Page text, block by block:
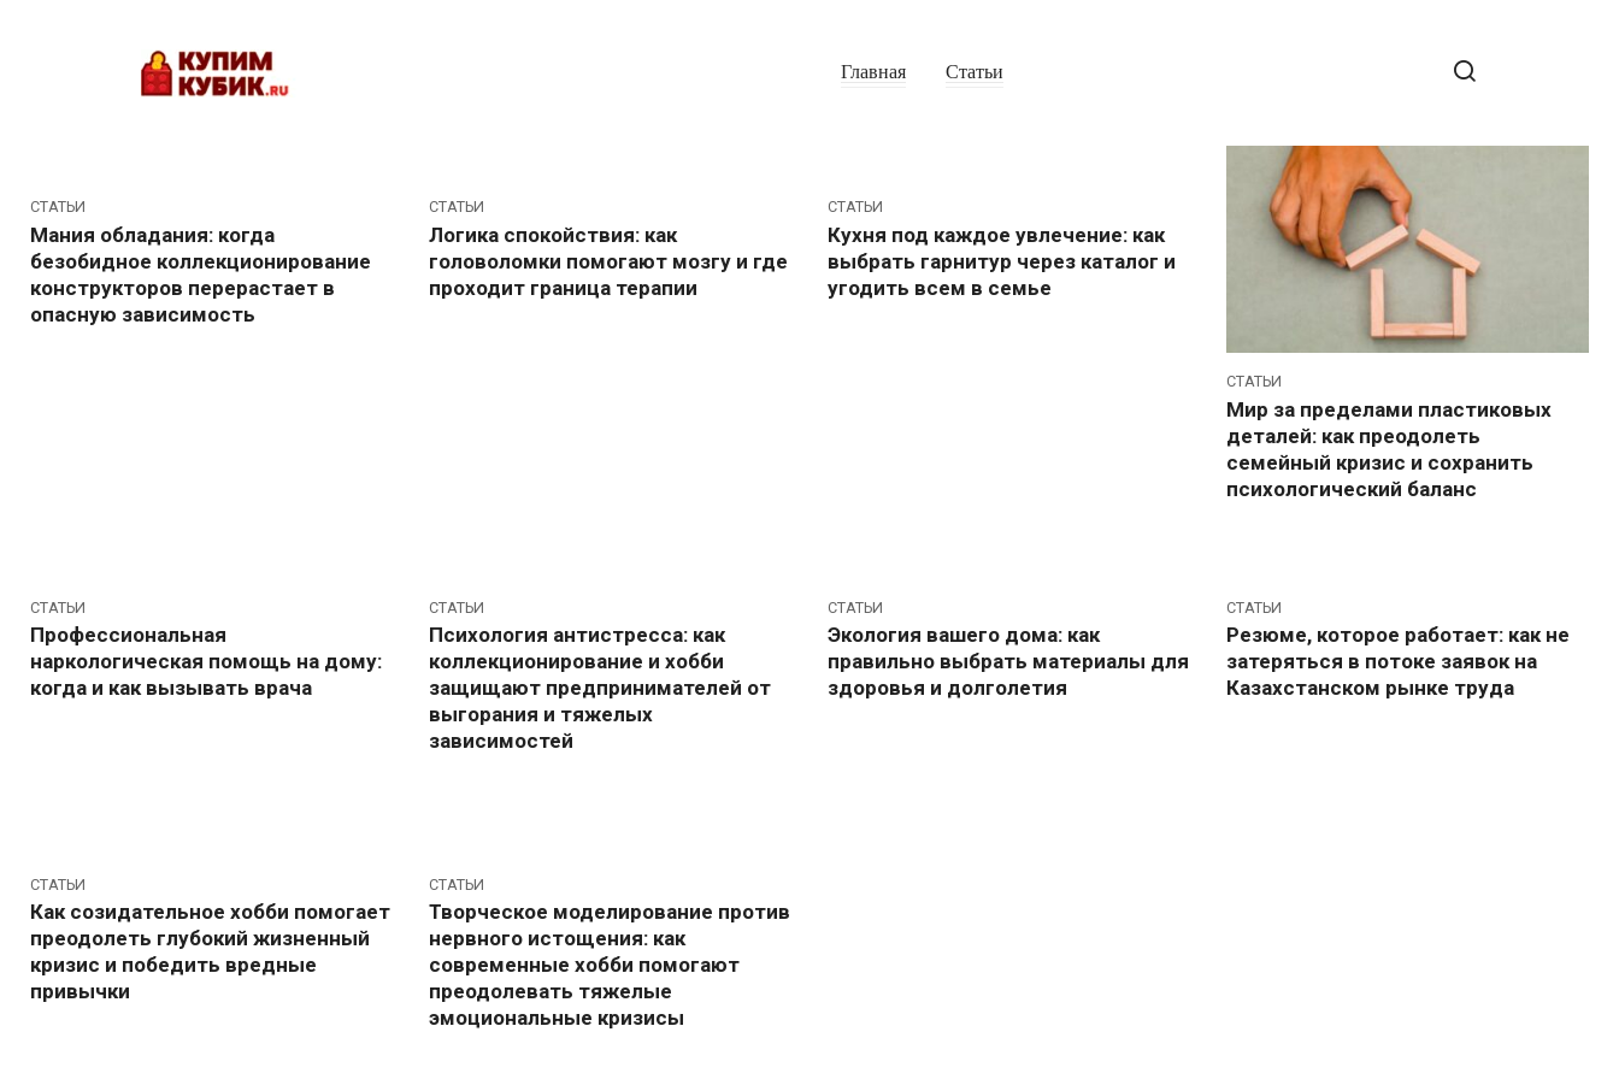
Главная Статьи
СТАТЬИ
Мания обладания: когда
безобидное коллекционирование
конструкторов перерастает в
опасную зависимость
СТАТЬИ
Логика спокойствия: как
головоломки помогают мозгу и где
проходит граница терапии
СТАТЬИ
Кухня под каждое увлечение: как
выбрать гарнитур через каталог и
угодить всем в семье
СТАТЬИ
Мир за пределами пластиковых
деталей: как преодолеть
семейный кризис и сохранить
психологический баланс
СТАТЬИ
Профессиональная
наркологическая помощь на дому:
когда и как вызывать врача
СТАТЬИ
Психология антистресса: как
коллекционирование и хобби
защищают предпринимателей от
выгорания и тяжелых
зависимостей
СТАТЬИ
Экология вашего дома: как
правильно выбрать материалы для
здоровья и долголетия
СТАТЬИ
Резюме, которое работает: как не
затеряться в потоке заявок на
Казахстанском рынке труда
СТАТЬИ
Как созидательное хобби помогает
преодолеть глубокий жизненный
кризис и победить вредные
привычки
СТАТЬИ
Творческое моделирование против
нервного истощения: как
современные хобби помогают
преодолевать тяжелые
эмоциональные кризисы